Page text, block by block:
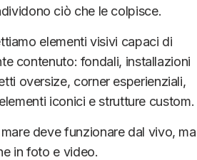
ciò che le colpisce.
elementi visivi capaci di
contenuto: fondali, installazioni
oversize, corner esperienziali,
iconici e strutture custom.
deve funzionare dal vivo, ma
in foto e video.